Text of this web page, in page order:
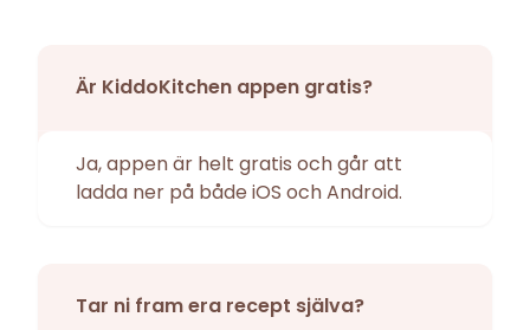
Är KiddoKitchen appen gratis?
Ja, appen är helt gratis och går att
ladda ner på både iOS och Android.
Tar ni fram era recept själva?